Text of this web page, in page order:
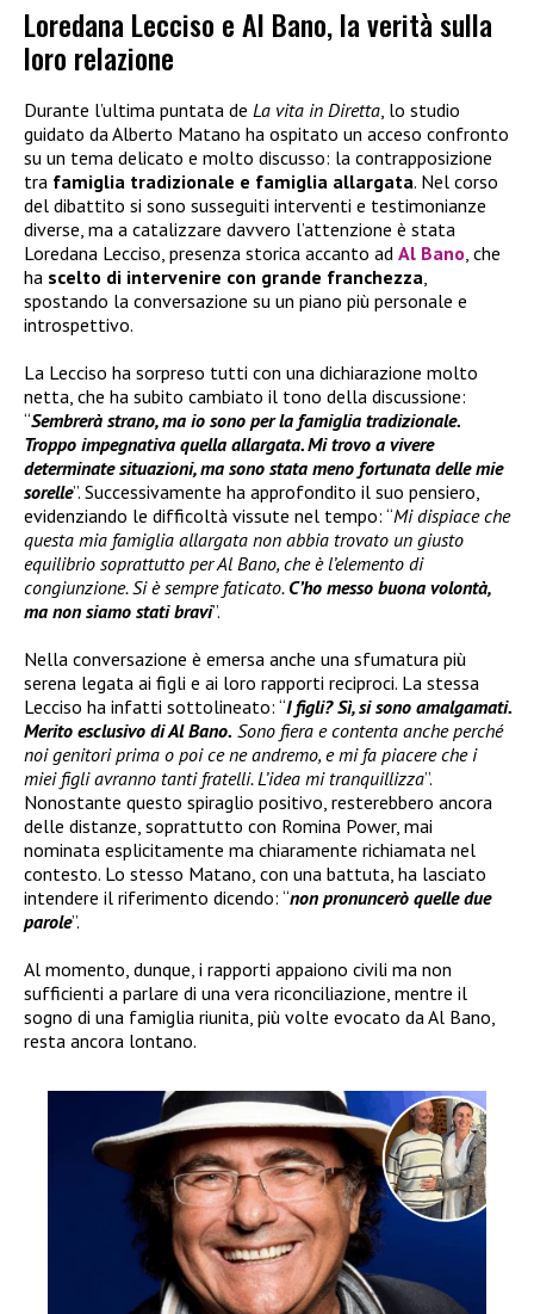
Loredana Lecciso e Al Bano, la verità sulla
loro relazione
Durante l’ultima puntata de La vita in Diretta , lo studio
guidato da Alberto Matano ha ospitato un acceso confronto
su un tema delicato e molto discusso: la contrapposizione
tra famiglia tradizionale e famiglia allargata. Nel corso
del dibattito si sono susseguiti interventi e testimonianze
diverse, ma a catalizzare davvero l’attenzione è stata
Loredana Lecciso, presenza storica accanto ad Al Bano , che
ha scelto di intervenire con grande franchezza
spostando la conversazione su un piano più personale e
introspettivo.
La Lecciso ha sorpreso tutti con una dichiarazione molto
netta, che ha subito cambiato il tono della discussione:
“Sembrerà strano, ma io sono per la famiglia tradizionale.
Troppo impegnativa quella allargata. Mi trovo a vivere
determinate situazioni, ma sono stata meno fortunata delle mie
sorelle”. Successivamente ha approfondito il suo pensiero,
evidenziando le difficoltà vissute nel tempo: “Mi dispiace che
questa mia famiglia allargata non abbia trovato un giusto
equilibrio soprattutto per Al Bano, che è l’elemento di
congiunzione. Si è sempre faticato. C’ho messo buona volontà,
ma non siamo stati bravi”.
Nella conversazione è emersa anche una sfumatura più
serena legata ai figli e ai loro rapporti reciproci. La stessa
Lecciso ha infatti sottolineato: “I figli? Sì, si sono amalgamati.
Merito esclusivo di Al Bano. Sono fiera e contenta anche perché
noi genitori prima o poi ce ne andremo, e mi fa piacere che i
miei figli avranno tanti fratelli. L’idea mi tranquillizza”.
Nonostante questo spiraglio positivo, resterebbero ancora
delle distanze, soprattutto con Romina Power, mai
nominata esplicitamente ma chiaramente richiamata nel
contesto. Lo stesso Matano, con una battuta, ha lasciato
intendere il riferimento dicendo: “non pronuncerò quelle due
parole”.
Al momento, dunque, i rapporti appaiono civili ma non
sufficienti a parlare di una vera riconciliazione, mentre il
sogno di una famiglia riunita, più volte evocato da Al Bano,
resta ancora lontano.